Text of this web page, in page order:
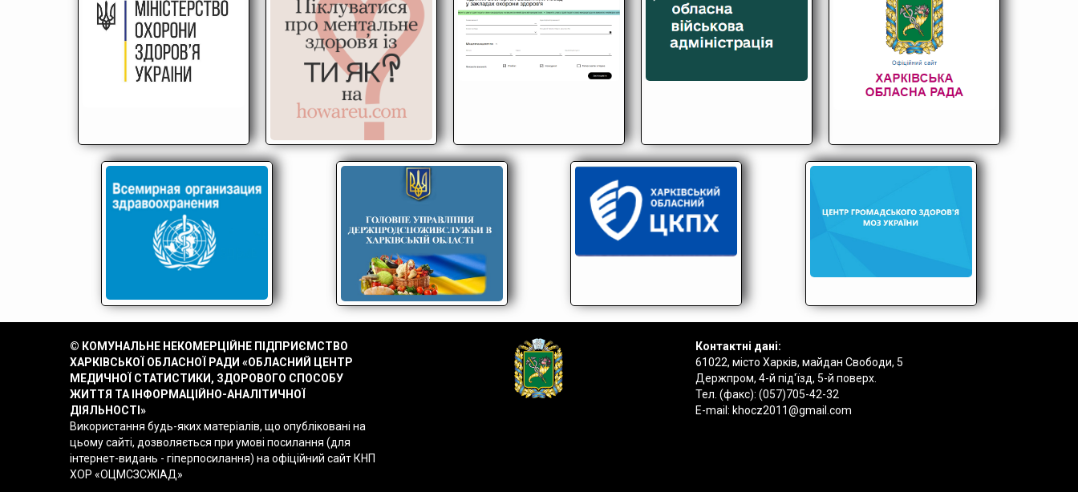
© КОМУНАЛЬНЕ НЕКОМЕРЦІЙНЕ ПІДПРИЄМСТВО
ХАРКІВСЬКОЇ ОБЛАСНОЇ РАДИ «ОБЛАСНИЙ ЦЕНТР
МЕДИЧНОЇ СТАТИСТИКИ, ЗДОРОВОГО СПОСОБУ
ЖИТТЯ ТА ІНФОРМАЦІЙНО-АНАЛІТИЧНОЇ
ДІЯЛЬНОСТІ»
Використання будь-яких матеріалів, що опубліковані на
цьому сайті, дозволяється при умові посилання (для
інтернет-видань - гіперпосилання) на офіційний сайт КНП
ХОР «ОЦМСЗСЖІАД»
Контактні дані:
61022, місто Харків, майдан Свободи, 5
Держпром, 4-й під'їзд, 5-й поверх.
Тел. (факс): (057)705-42-32
E-mail: khocz2011@gmail.com